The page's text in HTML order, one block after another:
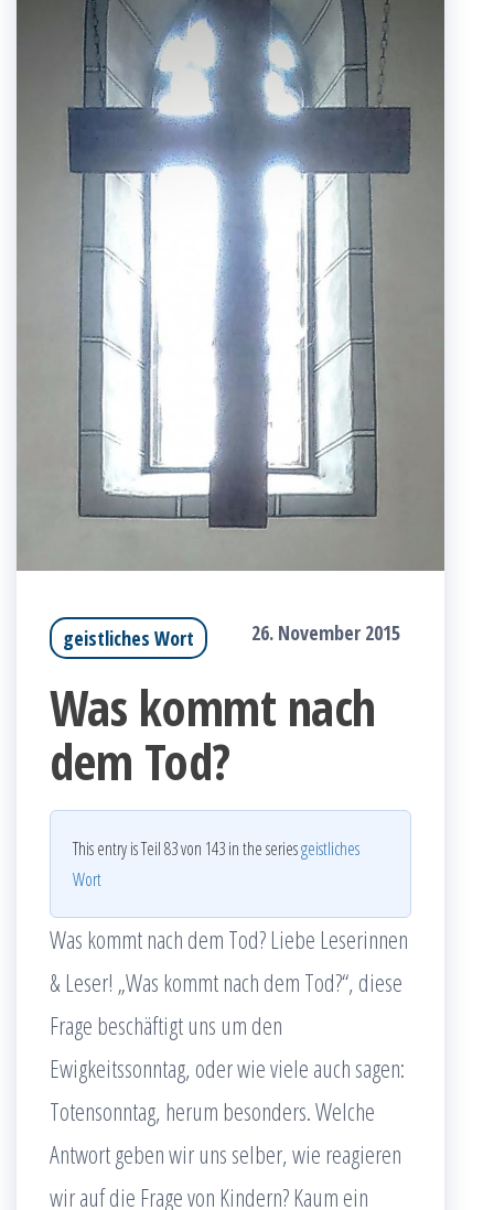
geistliches Wort 26. November 2015
Was kommt nach
dem Tod?
This entry is Teil 83 von 143 in the seriesgeistliches
Wort
Was kommt nach dem Tod? Liebe Leserinnen
& Leser! „Was kommt nach dem Tod?“, diese
Frage beschäftigt uns um den
Ewigkeitssonntag, oder wie viele auch sagen:
Totensonntag, herum besonders. Welche
Antwort geben wir uns selber, wie reagieren
wir auf die Frage von Kindern? Kaum ein